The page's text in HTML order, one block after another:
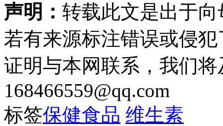
声明： 转载此文是出于
若有来源标注错误或侵
证明与本网联系，我们
168466559@qq.com
标签保健食品 维生素